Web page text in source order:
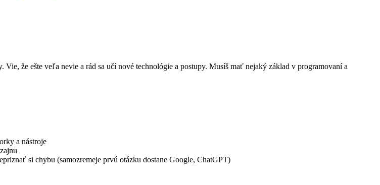
Vie, že ešte veľa nevie a rád sa učí nové technológie a postupy. Musíš mať nejaký základ v programovaní a
a nástroje
si chybu (samozremeje prvú otázku dostane Google, ChatGPT)